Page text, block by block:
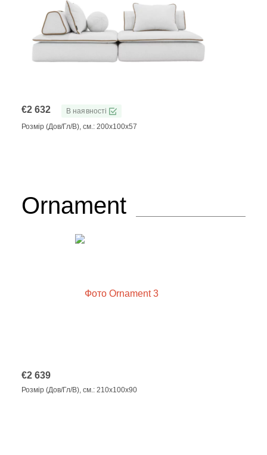
€2 632
В наявності
Розмір (Дов/Гл/В), см.: 200x100x57
Ornament
€2 639
Розмір (Дов/Гл/В), см.: 210x100x90